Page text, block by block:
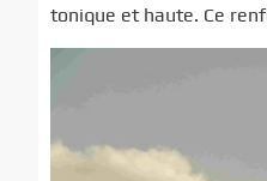
tonique et haute. Ce